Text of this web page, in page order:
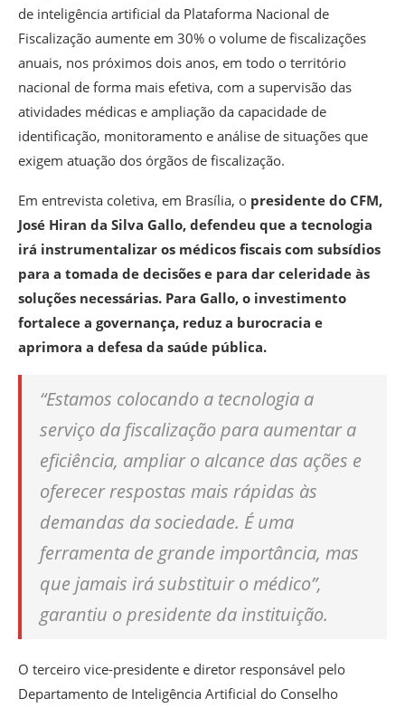
de inteligência artificial da Plataforma Nacional de
Fiscalização aumente em 30% o volume de fiscalizações
anuais, nos próximos dois anos, em todo o território
nacional de forma mais efetiva, com a supervisão das
atividades médicas e ampliação da capacidade de
identificação, monitoramento e análise de situações que
exigem atuação dos órgãos de fiscalização.
Em entrevista coletiva, em Brasília, o presidente do CFM,
José Hiran da Silva Gallo, defendeu que a tecnologia
irá instrumentalizar os médicos fiscais com subsídios
para a tomada de decisões e para dar celeridade às
soluções necessárias. Para Gallo, o investimento
fortalece a governança, reduz a burocracia e
aprimora a defesa da saúde pública.
“Estamos colocando a tecnologia a
serviço da fiscalização para aumentar a
eficiência, ampliar o alcance das ações e
oferecer respostas mais rápidas às
demandas da sociedade. É uma
ferramenta de grande importância, mas
que jamais irá substituir o médico”,
garantiu o presidente da instituição.
O terceiro vice-presidente e diretor responsável pelo
Departamento de Inteligência Artificial do Conselho